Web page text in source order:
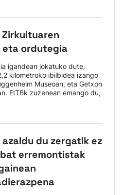
Zirkuituaren
eta ordutegia
igandean jokatuko dute,
kilometroko ibilbidea izango
Museoan, eta Getxon
EITBk zuzenean emango du,
du zergatik ez
erremontistak